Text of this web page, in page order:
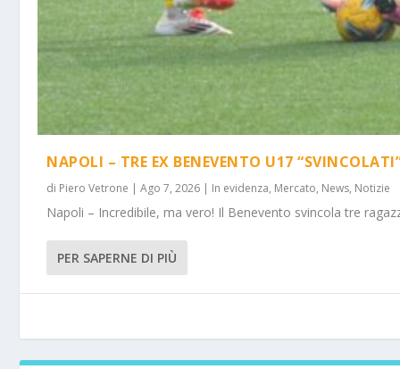
NAPOLI – TRE EX BENEVENTO U17
di Piero Vetrone |Ago 7, 2026 | In evidenza, Mercato, News, Notizie
Napoli – Incredibile, ma vero! Il Benevento svincola tre
PER SAPERNE DI PIÙ